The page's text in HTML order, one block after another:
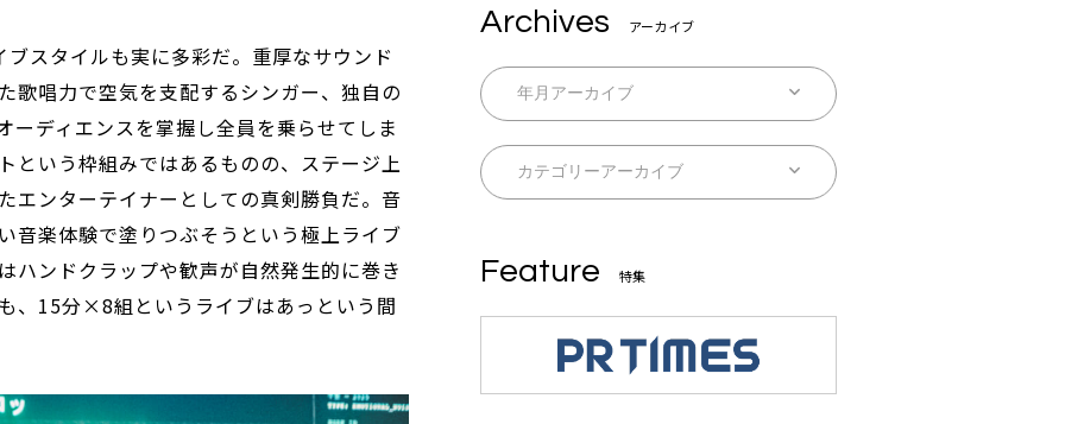
スタイルも実に多彩だ。重厚なサウンド
歌唱力で空気を支配するシンガー、独自の
ーディエンスを掌握し全員を乗らせてしま
いう枠組みではあるものの、ステージ上
エンターテイナーとしての真剣勝負だ。音
音楽体験で塗りつぶそうという極上ライブ
ハンドクラップや歓声が自然発生的に巻き
、15分×8組というライブはあっという間
Archives アーカイブ
Feature 特集